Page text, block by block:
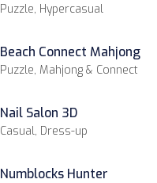
Puzzle, Hypercasual
Beach Connect Mahjong
Puzzle, Mahjong & Connect
Nail Salon 3D
Casual, Dress-up
Numblocks Hunter